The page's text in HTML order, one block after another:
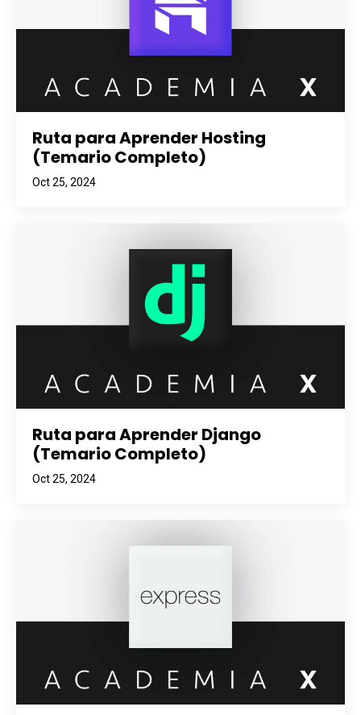
Ruta para Aprender Hosting
(Temario Completo)
Oct 25, 2024
Ruta para Aprender Django
(Temario Completo)
Oct 25, 2024